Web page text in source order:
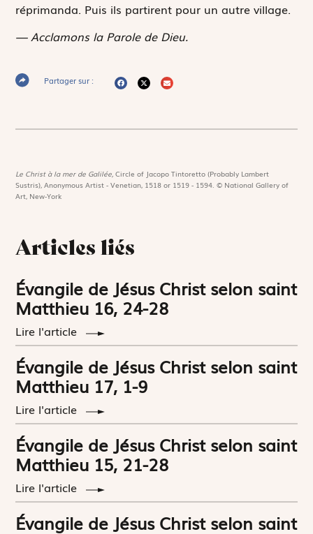
réprimanda. Puis ils partirent pour un autre village.
— Acclamons la Parole de Dieu.
Partager sur :
Le Christ à la mer de Galilée,Circle of Jacopo Tintoretto (Probably Lambert
Sustris), Anonymous Artist - Venetian, 1518 or 1519 - 1594. © National Gallery of
Art, New-York
Articles liés
Évangile de Jésus Christ selon saint
Matthieu 16, 24-28
Lire l'article
Évangile de Jésus Christ selon saint
Matthieu 17, 1-9
Lire l'article
Évangile de Jésus Christ selon saint
Matthieu 15, 21-28
Lire l'article
Évangile de Jésus Christ selon saint